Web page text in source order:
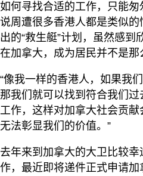
如何寻找合适的工作，只能
说周遭很多香港人都是类似
出的“救生艇”计划，虽然感到
在加拿大，成为居民并不是那
“像我一样的香港人，如果我
那我们就可以找到符合我们
工作，这样对加拿大社会贡
无法彰显我们的价值。”
去年来到加拿大的大卫比较
作，最近即将递件正式申请加